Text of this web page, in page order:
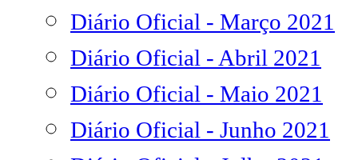
Diário Oficial - Março 2021
Diário Oficial - Abril 2021
Diário Oficial - Maio 2021
Diário Oficial - Junho 2021